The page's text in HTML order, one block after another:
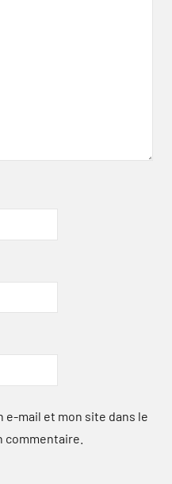
e-mail et mon site dans le
commentaire.